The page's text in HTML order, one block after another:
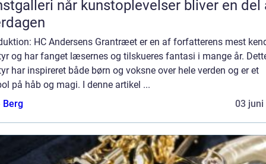
kunstoplevelser bliver en del af
HC Andersens Grantræet er en af forfatterens mest
og har fanget læsernes og tilskueres fantasi i mange år.
har inspireret både børn og voksne over hele verden og er et
på håb og magi. I denne artikel ...
Berg
03 juni